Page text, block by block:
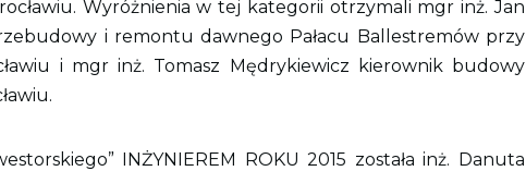
Wyróżnienia w tej kategorii otrzymali mgr inż. Jan
i remontu dawnego Pałacu Ballestremów przy
i mgr inż. Tomasz Mędrykiewicz kierownik budowy
INŻYNIEREM ROKU 2015 została inż. Danuta